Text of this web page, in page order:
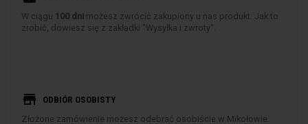
W ciągu 100 dni możesz zwrócić zakupiony u nas produkt. Jak to
zrobić, dowiesz się z zakładki "Wysyłka i zwroty".
store ODBIÓR OSOBISTY
Złożone zamówienie możesz odebrać osobiście w Mikołowie.